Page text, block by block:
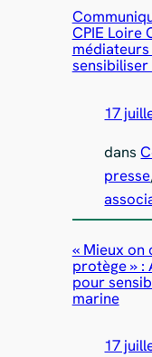
CPIE Loire
17
dans
presse
« Mieux on
protège » :
pour
marine
17